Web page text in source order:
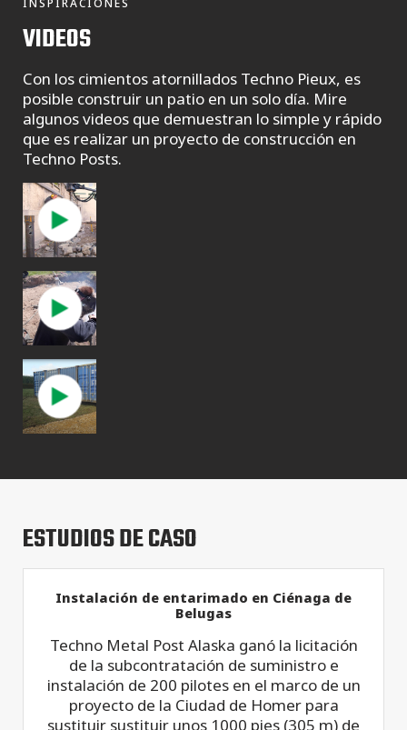
INSPIRACIONES
VIDEOS
Con los cimientos atornillados Techno Pieux, es
posible construir un patio en un solo día. Mire
algunos videos que demuestran lo simple y rápido
que es realizar un proyecto de construcción en
Techno Posts.
ESTUDIOS DE CASO
Instalación de entarimado en Ciénaga de
Belugas
Techno Metal Post Alaska ganó la licitación
de la subcontratación de suministro e
instalación de 200 pilotes en el marco de un
proyecto de la Ciudad de Homer para
sustituir sustituir unos 1000 pies (305 m) de